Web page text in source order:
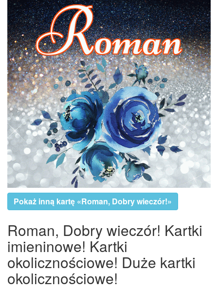
Pokaż inną kartę «Roman, Dobry wieczór!»
Roman, Dobry wieczór! Kartki
imieninowe! Kartki
okolicznościowe! Duże kartki
okolicznościowe!